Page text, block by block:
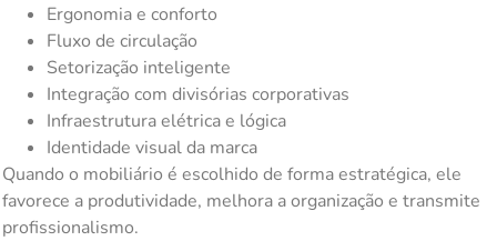
Ergonomia e conforto
Fluxo de circulação
Setorização inteligente
Integração com divisórias corporativas
Infraestrutura elétrica e lógica
Identidade visual da marca
Quando o mobiliário é escolhido de forma estratégica, ele
favorece a produtividade, melhora a organização e transmite
profissionalismo.